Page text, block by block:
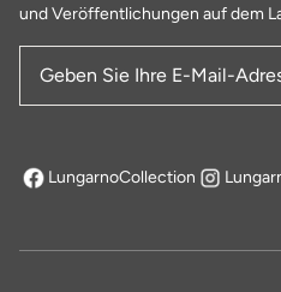
und Veröffentlichungen auf dem
LungarnoCollection
öffnet sich in einem neuen Tab